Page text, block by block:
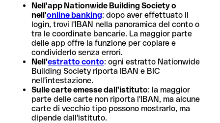
Nell'app Nationwide Building Society o
nell'online banking: dopo aver effettuato il
login, trovi l'IBAN nella panoramica del conto o
tra le coordinate bancarie. La maggior parte
delle app offre la funzione per copiare e
condividerlo senza errori.
Nell'estratto conto: ogni estratto Nationwide
Building Society riporta IBAN e BIC
nell'intestazione.
Sulle carte emesse dall'istituto: la maggior
parte delle carte non riporta l'IBAN, ma alcune
carte di vecchio tipo possono mostrarlo, ma
dipende dall'istituto.